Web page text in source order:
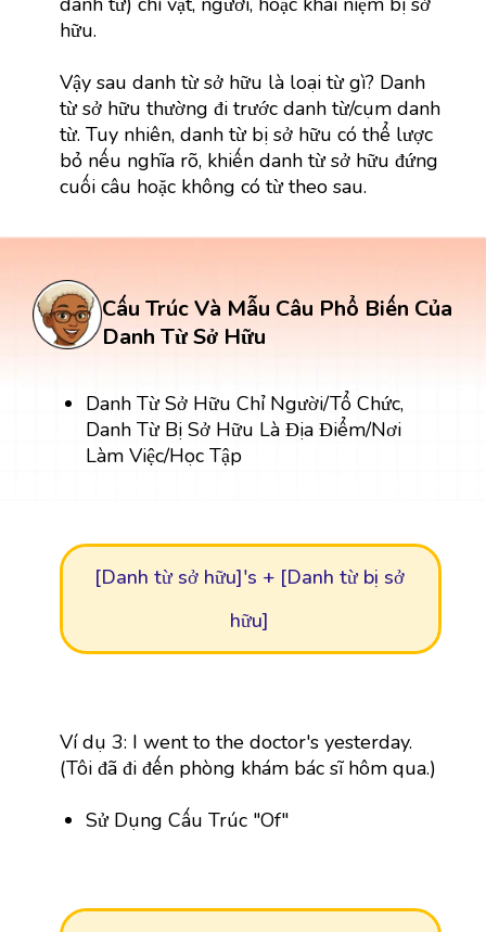
hữu.
Vậy sau danh từ sở hữu là loại từ gì? Danh
từ sở hữu thường đi trước danh từ/cụm danh
từ. Tuy nhiên, danh từ bị sở hữu có thể lược
bỏ nếu nghĩa rõ, khiến danh từ sở hữu đứng
cuối câu hoặc không có từ theo sau.
Cấu Trúc Và Mẫu Câu Phổ Biến Của
Danh Từ Sở Hữu
Danh Từ Sở Hữu Chỉ Người/Tổ Chức,
Danh Từ Bị Sở Hữu Là Địa Điểm/Nơi
Làm Việc/Học Tập
[Danh từ sở hữu]'s + [Danh từ bị sở
hữu]
Ví dụ 3: I went to the doctor's yesterday.
(Tôi đã đi đến phòng khám bác sĩ hôm qua.)
Sử Dụng Cấu Trúc "Of"